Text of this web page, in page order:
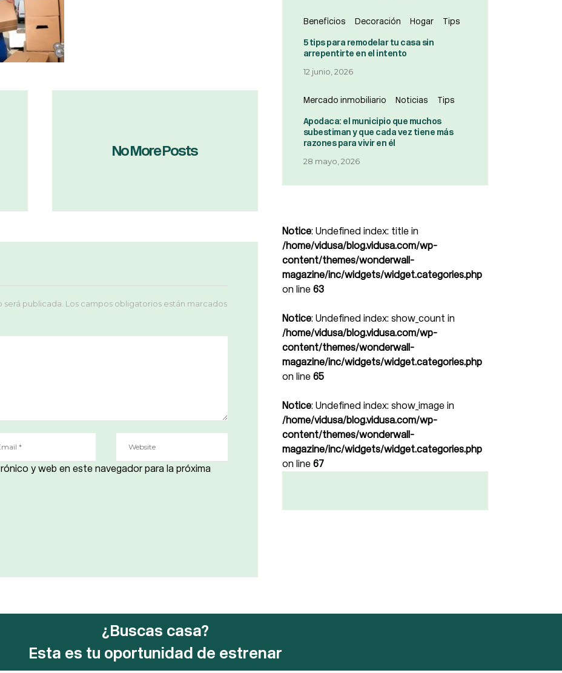
No More Posts
publicada. Los campos obligatorios están marcados
y web en este navegador para la próxima
Beneficios Decoración Hogar Tips
5 tips para remodelar tu casa sin
arrepentirte en el intento
12 junio, 2026
Mercado inmobiliario Noticias Tips
Apodaca: el municipio que muchos
subestiman y que cada vez tiene más
razones para vivir en él
28 mayo, 2026
Notice: Undefined index: title in
/home/vidusa/blog.vidusa.com/wp-
content/themes/wonderwall-
magazine/inc/widgets/widget.categories.php
on line 63
Notice: Undefined index: show_count in
/home/vidusa/blog.vidusa.com/wp-
content/themes/wonderwall-
magazine/inc/widgets/widget.categories.php
on line 65
Notice: Undefined index: show_image in
/home/vidusa/blog.vidusa.com/wp-
content/themes/wonderwall-
magazine/inc/widgets/widget.categories.php
on line 67
¿Buscas casa?
Esta es tu oportunidad de estrenar